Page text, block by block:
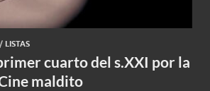
/ LISTAS
cuarto del s.XXI por la
maldito